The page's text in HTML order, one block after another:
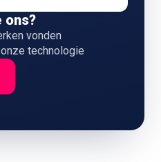
ons?
vonden
technologie